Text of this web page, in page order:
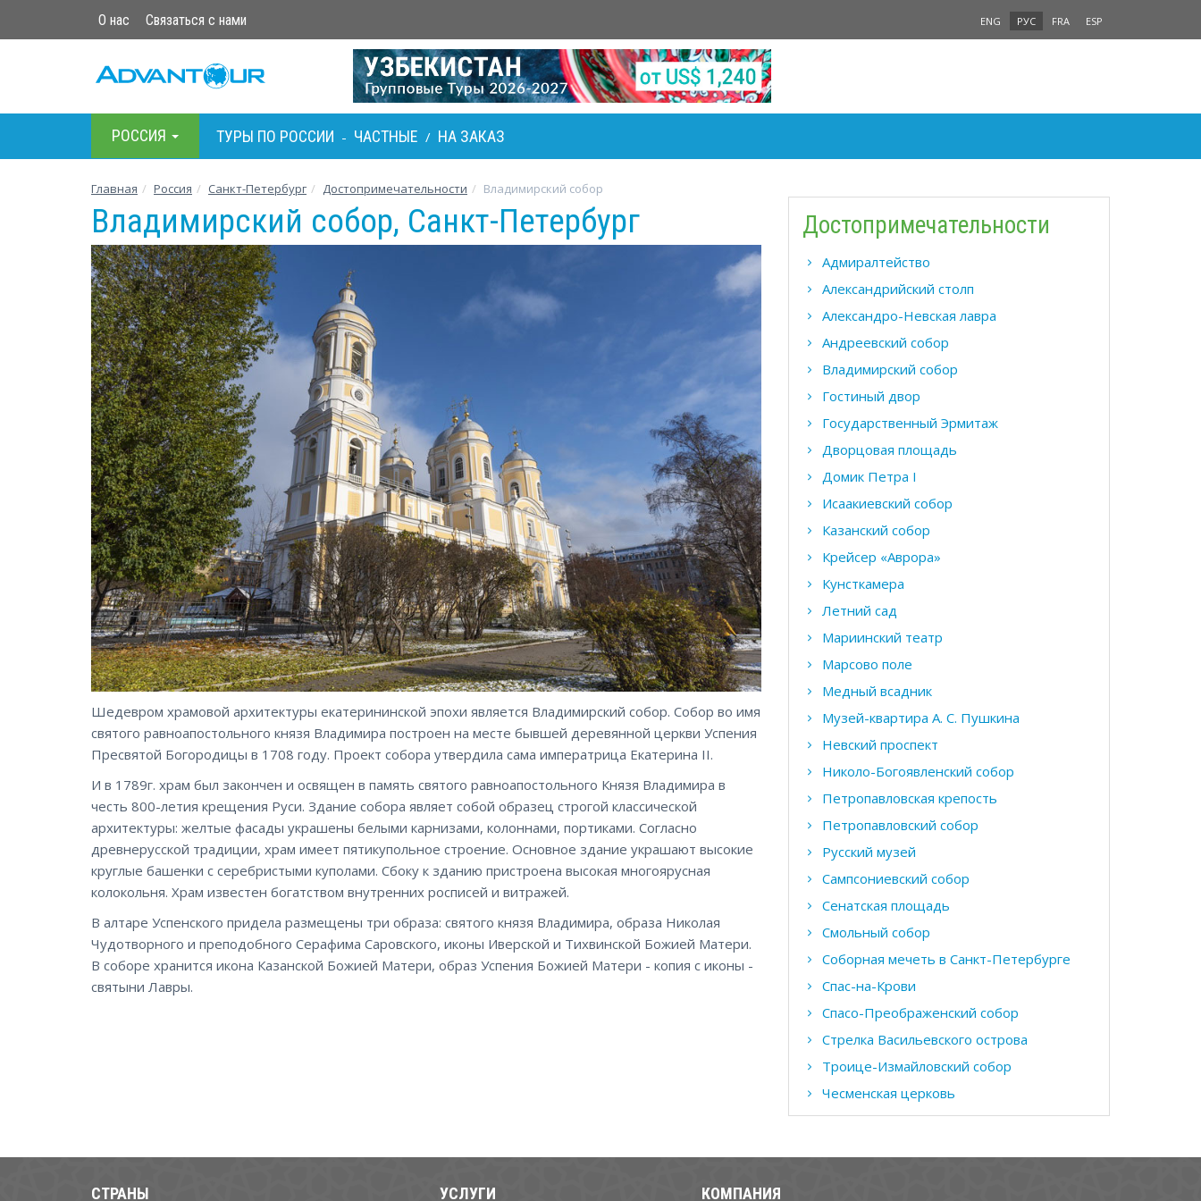
О нас Связаться с нами ENG РУС FRA ESP
РОСCИЯ ТУРЫ ПО РОСCИИ - ЧАСТНЫЕ / НА ЗАКАЗ
Главная Росcия Санкт-Петербург Достопримечательности Владимирский собор
Владимирский собор, Санкт-Петербург
Шедевром храмовой архитектуры екатерининской эпохи является Владимирский собор. Cобор во имя
святого равноапостольного князя Владимира построен на месте бывшей деревянной церкви Успения
Пресвятой Богородицы в 1708 году. Проект собора утвердила сама императрица Екатерина II.
И в 1789г. храм был закончен и освящен в память святого равноапостольного Князя Владимира в
честь 800-летия крещения Руси. Здание собора являет собой образец строгой классической
архитектуры: желтые фасады украшены белыми карнизами, колоннами, портиками. Согласно
древнерусской традиции, храм имеет пятикупольное строение. Основное здание украшают высокие
круглые башенки с серебристыми куполами. Сбоку к зданию пристроена высокая многоярусная
колокольня. Храм известен богатством внутренних росписей и витражей.
В алтаре Успенского придела размещены три образа: святого князя Владимира, образа Николая
Чудотворного и преподобного Серафима Саровского, иконы Иверской и Тихвинской Божией Матери.
В соборе хранится икона Казанской Божией Матери, образ Успения Божией Матери - копия с иконы -
святыни Лавры.
Достопримечательности
Адмиралтейство
Александрийский столп
Александро-Невская лавра
Андреевский собор
Владимирский собор
Гостиный двор
Государственный Эрмитаж
Дворцовая площадь
Домик Петра I
Исаакиевский собор
Казанский собор
Крейсер «Аврора»
Кунсткамера
Летний сад
Мариинский театр
Марсово поле
Медный всадник
Музей-квартира А. С. Пушкина
Невский проспект
Николо-Богоявленский собор
Петропавловская крепость
Петропавловский собор
Русский музей
Сампсониевский собор
Сенатская площадь
Смольный собор
Соборная мечеть в Санкт-Петербурге
Спас-на-Крови
Спасо-Преображенский собор
Стрелка Васильевского острова
Троице-Измайловский собор
Чесменская церковь
СТРАНЫ УСЛУГИ КОМПАНИЯ